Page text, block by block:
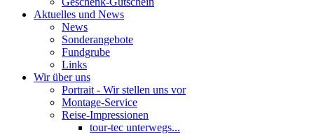
Aktuelles und News
News
Sonderangebote
Fundgrube
Links
Wir über uns
Portrait - Wir stellen uns vor
Montage-Service
Reise-Impressionen
tour-tec unterwegs...